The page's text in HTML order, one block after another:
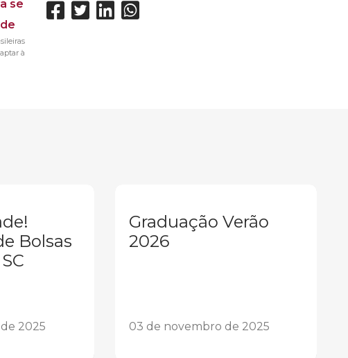
à
Bolsas
2025
Graduação Verão
2026
03 de novembro de 2025